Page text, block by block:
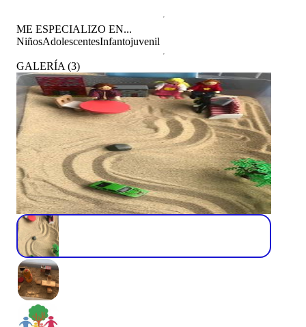
ME ESPECIALIZO EN...
NiñosAdolescentesInfantojuvenil
GALERÍA (3)